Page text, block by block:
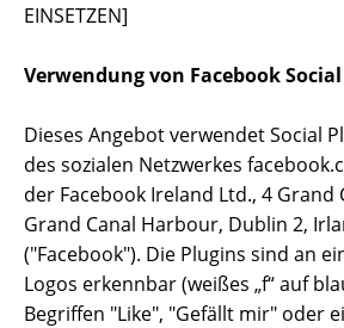
EINSETZEN]
Verwendung von Facebook
Dieses Angebot verwendet Social
des sozialen Netzwerkes
der Facebook Ireland Ltd., 4 Grand
Grand Canal Harbour, Dublin 2,
("Facebook"). Die Plugins sind an
Logos erkennbar (weißes „f“ auf
Begriffen "Like", "Gefällt mir" oder